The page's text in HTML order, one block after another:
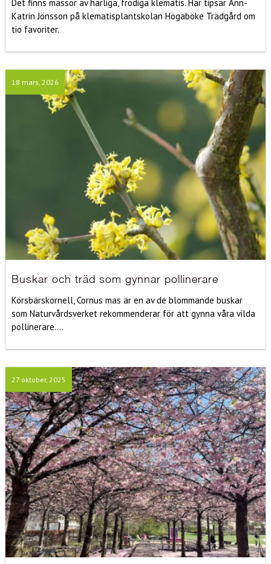
Det finns massor av härliga, frodiga klematis. Här tipsar Ann-
Katrin Jönsson på klematisplantskolan Högaböke Trädgård om
tio favoriter.
18 mars, 2026
Buskar och träd som gynnar pollinerare
Körsbärskornell, Cornus mas är en av de blommande buskar
som Naturvårdsverket rekommenderar för att gynna våra vilda
pollinerare....
27 oktober, 2025